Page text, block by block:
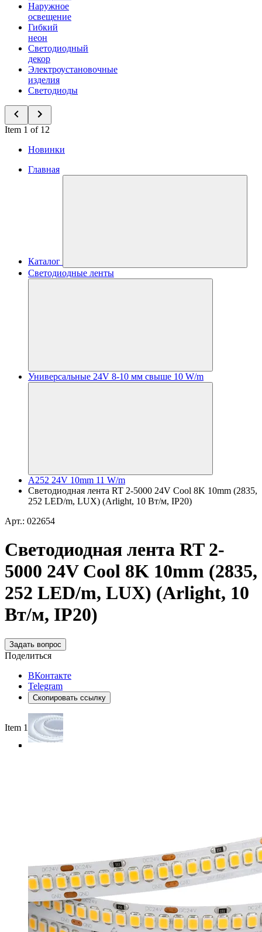
Наружное
освещение
Гибкий
неон
Светодиодный
декор
Электроустановочные
изделия
Светодиоды
Item 1 of 12
Новинки
Главная
Каталог
Светодиодные ленты
Универсальные 24V 8-10 мм свыше 10 W/m
A252 24V 10mm 11 W/m
Светодиодная лента RT 2-5000 24V Cool 8K 10mm (2835,
252 LED/m, LUX) (Arlight, 10 Вт/м, IP20)
Арт.: 022654
Светодиодная лента RT 2-
5000 24V Cool 8K 10mm (2835,
252 LED/m, LUX) (Arlight, 10
Вт/м, IP20)
Задать вопрос
Поделиться
ВКонтакте
Telegram
Скопировать ссылку
Item 1 of 4